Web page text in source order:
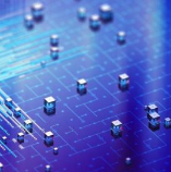
com alta
essa
pessoas. Por
esse acesso,
maior de